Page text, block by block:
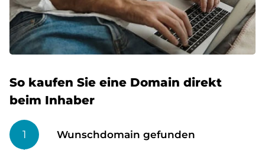
So kaufen Sie eine Domain direkt
beim Inhaber
1 Wunschdomain gefunden